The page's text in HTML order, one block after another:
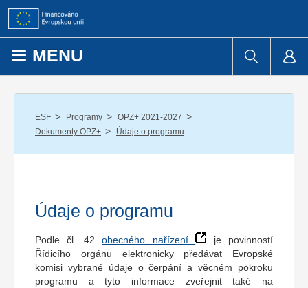
Přejít k obsahu
MENU
ESF / Programy / OPZ+ 2021-2027 /
Dokumenty OPZ+ / Údaje o programu
Údaje o programu
Podle čl. 42obecného nařízení
je povinností
Řídicího orgánu elektronicky předávat Evropské
komisi vybrané údaje o čerpání a věcném pokroku
programu a tyto informace zveřejnit také na